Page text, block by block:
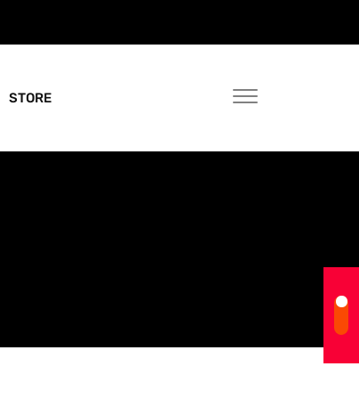
STORE